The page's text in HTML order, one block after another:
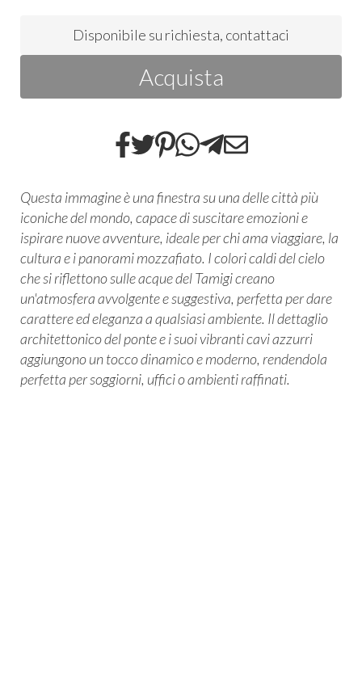
Disponibile su richiesta, contattaci
Acquista
Questa immagine è una finestra su una delle città più
iconiche del mondo, capace di suscitare emozioni e
ispirare nuove avventure, ideale per chi ama viaggiare, la
cultura e i panorami mozzafiato. I colori caldi del cielo
che si riflettono sulle acque del Tamigi creano
un'atmosfera avvolgente e suggestiva, perfetta per dare
carattere ed eleganza a qualsiasi ambiente. Il dettaglio
architettonico del ponte e i suoi vibranti cavi azzurri
aggiungono un tocco dinamico e moderno, rendendola
perfetta per soggiorni, uffici o ambienti raffinati.